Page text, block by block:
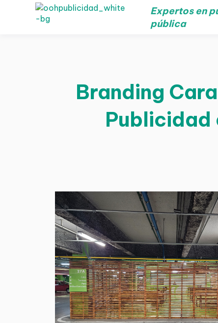
Expertos en
pública
Branding
Publicidad